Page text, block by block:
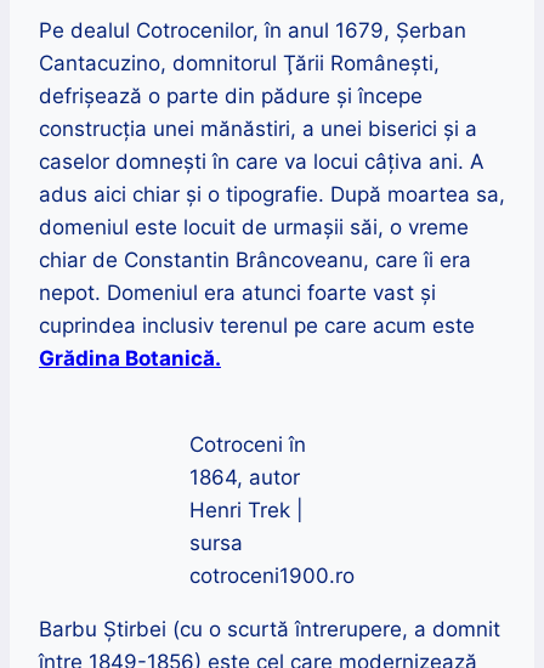
Pe dealul Cotrocenilor, în anul 1679, Şerban
Cantacuzino, domnitorul Ţării Româneşti,
defrișează o parte din pădure și începe
construcția unei mănăstiri, a unei biserici și a
caselor domnești în care va locui câțiva ani. A
adus aici chiar și o tipografie. După moartea sa,
domeniul este locuit de urmașii săi, o vreme
chiar de Constantin Brâncoveanu, care îi era
nepot. Domeniul era atunci foarte vast și
cuprindea inclusiv terenul pe care acum este
Grădina Botanică.
Cotroceni în
1864, autor
Henri Trek |
sursa
cotroceni1900.ro
Barbu Știrbei (cu o scurtă întrerupere, a domnit
între 1849-1856) este cel care modernizează